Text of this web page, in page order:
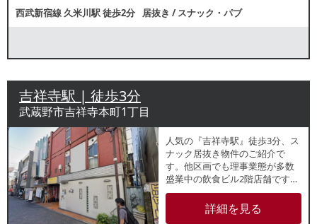
西武新宿線久米川駅徒歩2分 居抜き /スナック・パブ
吉祥寺駅 | 徒歩3分
武蔵野市吉祥寺本町1丁目
人気の『吉祥寺駅』徒歩3分、ス
ナック居抜き物件のご紹介で
す。他区画でも理事業態が多数
盛業中の飲食ビル2階店舗です。
ソファー席などがあり、バーや
喫茶店等にもおすすめ。諸条件
等、お気軽にお問合せくださ
詳細を見る